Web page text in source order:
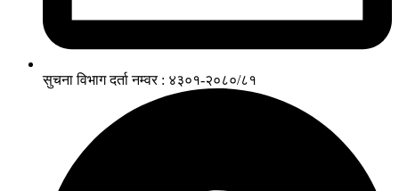
सुचना विभाग दर्ता नम्वर : ४३०१-२०८०/८१